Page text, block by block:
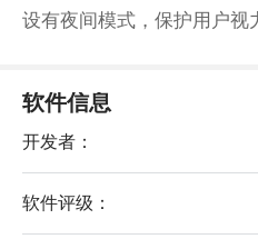
设有夜间模式，保护用户视
软件信息
开发者：
软件评级：